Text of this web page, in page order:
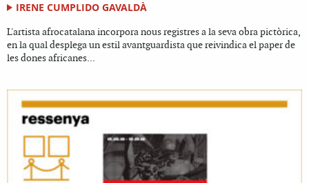
IRENE CUMPLIDO GAVALDÀ
L'artista afrocatalana incorpora nous registres a la seva obra pictòrica,
en la qual desplega un estil avantguardista que reivindica el paper de
les dones africanes...